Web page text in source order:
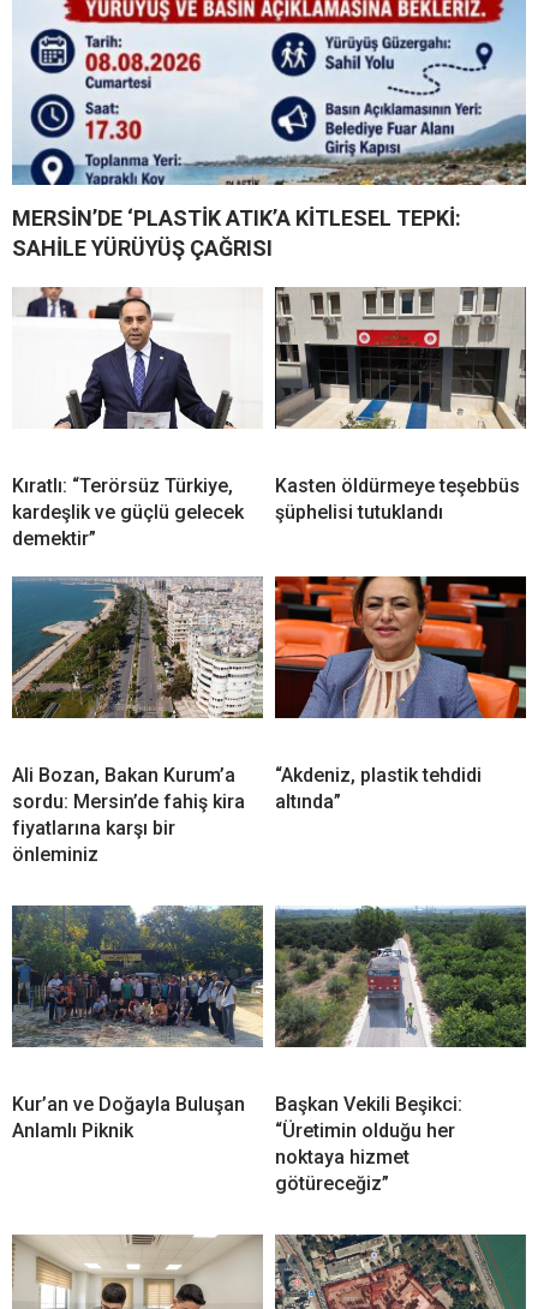
MERSİN’DE ‘PLASTİK ATIK’A KİTLESEL TEPKİ:
SAHİLE YÜRÜYÜŞ ÇAĞRISI
Kıratlı: “Terörsüz Türkiye,
kardeşlik ve güçlü gelecek
demektir”
Kasten öldürmeye teşebbüs
şüphelisi tutuklandı
Ali Bozan, Bakan Kurum’a
sordu: Mersin’de fahiş kira
fiyatlarına karşı bir
önleminiz
“Akdeniz, plastik tehdidi
altında”
Kur’an ve Doğayla Buluşan
Anlamlı Piknik
Başkan Vekili Beşikci:
“Üretimin olduğu her
noktaya hizmet
götüreceğiz”